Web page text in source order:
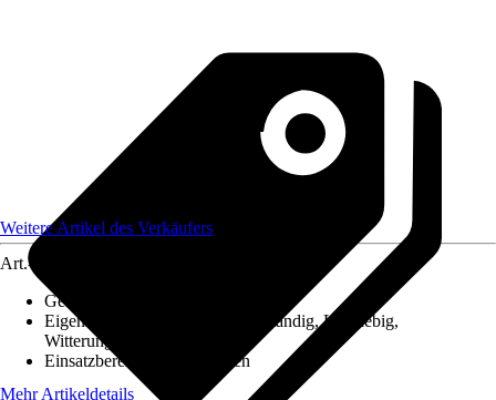
Weitere Artikel des Verkäufers
Art.-Nr.
Geeignet für Untergrund
Eigenschaften
Flexibel, UV-beständig, Langlebig,
Witterungsbeständig
Einsatzbereich
Innen, Außen
Mehr Artikeldetails